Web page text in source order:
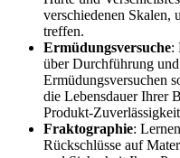
verschiedenen Skalen,
treffen.
Ermüdungsversuche:
über Durchführung
Ermüdungsversuchen
die Lebensdauer Ihrer
Produkt-
Fraktographie:
Rückschlüsse auf